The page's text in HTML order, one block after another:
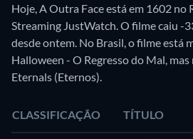
Hoje, A Outra Face está em 1602 no
Streaming JustWatch. O filme caiu -
desde ontem. No Brasil, o filme está
Halloween - O Regresso do Mal,
Eternals (Eternos).
CLASSIFICAÇÃO TÍTULO